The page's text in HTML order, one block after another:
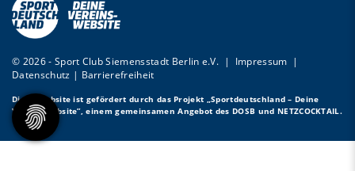
© 2026 - Sport Club Siemensstadt Berlin e.V. | Impressum |
Datenschutz | Barrierefreiheit
Diese Website ist gefördert durch das Projekt „Sportdeutschland – Deine
Vereinswebsite”, einem gemeinsamen Angebot des DOSB und NETZCOCKTAIL.